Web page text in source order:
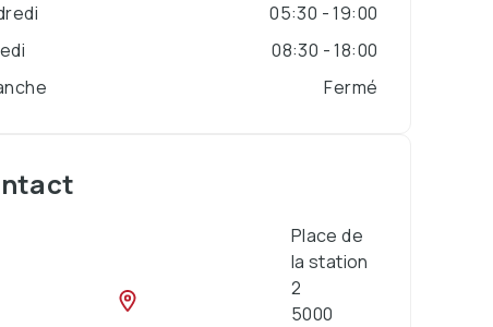
05:30 - 19:00
08:30 - 18:00
Fermé
Place de
la station
2
5000